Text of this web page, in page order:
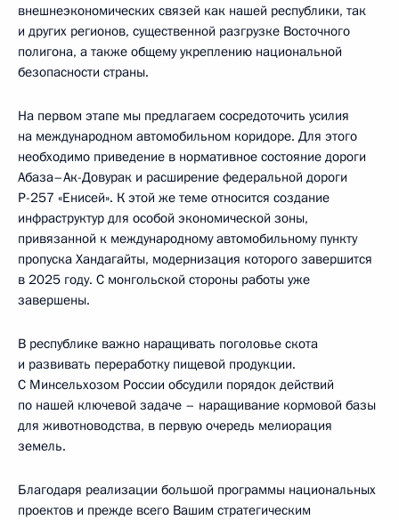
внешнеэкономических связей как нашей республики, так
и других регионов, существенной разгрузке Восточного
полигона, а также общему укреплению национальной
безопасности страны.
На первом этапе мы предлагаем сосредоточить усилия
на международном автомобильном коридоре. Для этого
необходимо приведение в нормативное состояние дороги
Абаза–Ак-Довурак и расширение федеральной дороги
Р-257 «Енисей». К этой же теме относится создание
инфраструктур для особой экономической зоны,
привязанной к международному автомобильному пункту
пропуска Хандагайты, модернизация которого завершится
в 2025 году. С монгольской стороны работы уже
завершены.
В республике важно наращивать поголовье скота
и развивать переработку пищевой продукции.
С Минсельхозом России обсудили порядок действий
по нашей ключевой задаче – наращивание кормовой базы
для животноводства, в первую очередь мелиорация
земель.
Благодаря реализации большой программы национальных
проектов и прежде всего Вашим стратегическим